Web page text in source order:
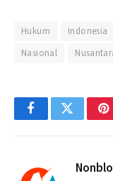
Hukum Indonesia
Nasional
FacebookTwitter